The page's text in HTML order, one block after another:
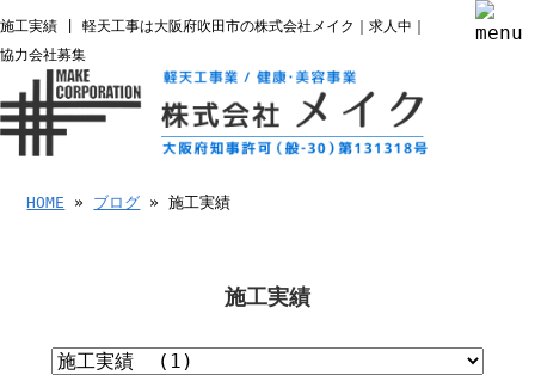
施工実績 | 軽天工事は大阪府吹田市の株式会社メイク｜求人中｜
協力会社募集
HOME » ブログ » 施工実績
施工実績